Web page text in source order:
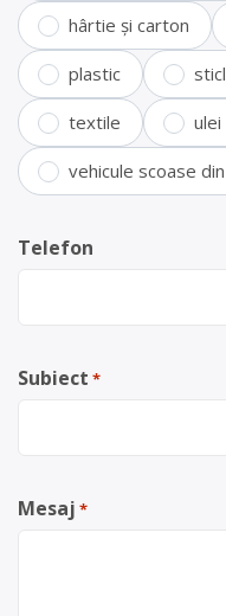
hârtie și carton
plastic
textile
vehicule scoase
Telefon
Subiect *
Mesaj *